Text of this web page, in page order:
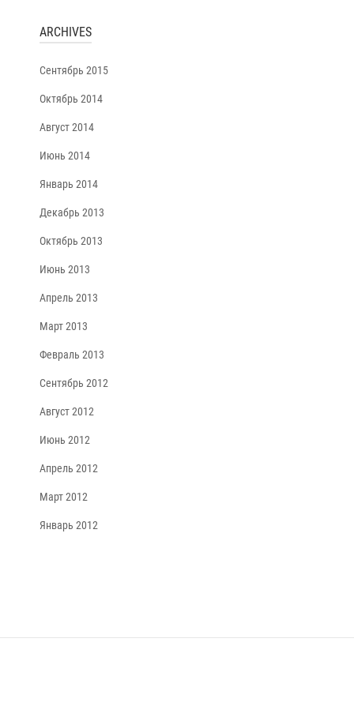
ARCHIVES
Сентябрь 2015
Октябрь 2014
Август 2014
Июнь 2014
Январь 2014
Декабрь 2013
Октябрь 2013
Июнь 2013
Апрель 2013
Март 2013
Февраль 2013
Сентябрь 2012
Август 2012
Июнь 2012
Апрель 2012
Март 2012
Январь 2012